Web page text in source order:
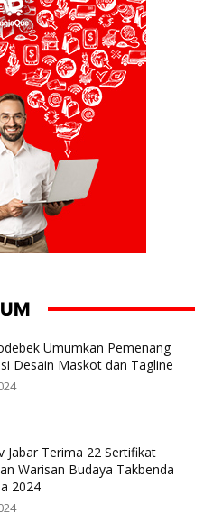
Umumkan Pemenang
Desain Maskot dan Tagline
Jabar Terima 22 Sertifikat
Warisan Budaya Takbenda
2024